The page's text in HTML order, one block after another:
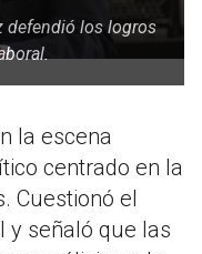
defendió los logros
la escena
centrado en la
Cuestionó el
y señaló que las